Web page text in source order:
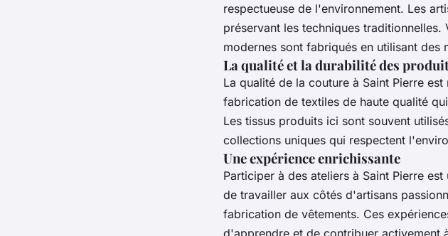
respectueuse de l'environnement. Les
préservant les techniques
modernes sont fabriqués en utilisant des
La qualité et la durabilité des
La qualité de la couture à Saint Pierre
fabrication de textiles de haute qualité
Les tissus produits ici sont souvent
collections uniques qui respectent
Une expérience enrichissante
Participer à des ateliers à Saint Pierre
de travailler aux côtés d'artisans
fabrication de vêtements. Ces
d'apprendre et de contribuer activement